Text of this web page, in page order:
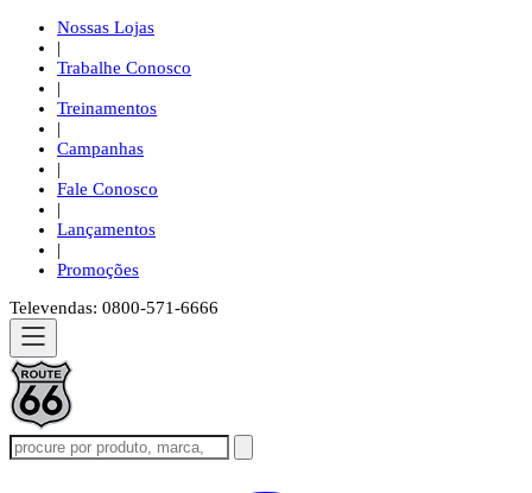
Nossas Lojas
|
Trabalhe Conosco
|
Treinamentos
|
Campanhas
|
Fale Conosco
|
Lançamentos
|
Promoções
Televendas: 0800-571-6666